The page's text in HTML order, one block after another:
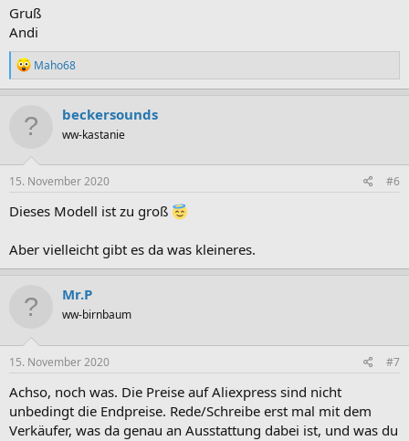
Gruß
Andi
R
e
a
t
n
e
:
Maho68
beckersounds
ww-kastanie
15. November 2020 #6
Dieses Modell ist zu groß
Aber vielleicht gibt es da was kleineres.
Mr.P
ww-birnbaum
15. November 2020 #7
Achso, noch was. Die Preise auf Aliexpress sind nicht
unbedingt die Endpreise. Rede/Schreibe erst mal mit dem
Verkäufer, was da genau an Ausstattung dabei ist, und was du